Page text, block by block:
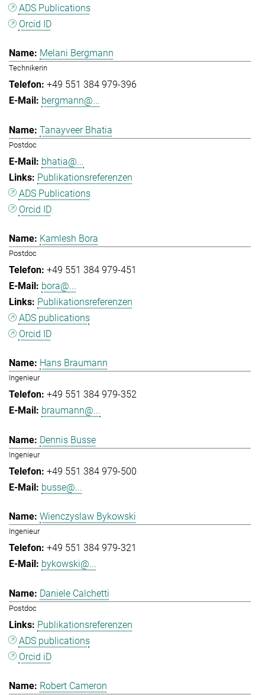
ADS Publications
Orcid ID
Melani Bergmann
Technikerin
+49 551 384 979-396
bergmann@...
Tanayveer Bhatia
Postdoc
bhatia@...
Publikationsreferenzen
ADS Publications
Orcid ID
Kamlesh Bora
Postdoc
+49 551 384 979-451
bora@...
Publikationsreferenzen
ADS publications
Orcid ID
Hans Braumann
Ingenieur
+49 551 384 979-352
braumann@...
Dennis Busse
Ingenieur
+49 551 384 979-500
busse@...
Wienczyslaw Bykowski
Ingenieur
+49 551 384 979-321
bykowski@...
Daniele Calchetti
Postdoc
Publikationsreferenzen
ADS publications
Orcid iD
Robert Cameron